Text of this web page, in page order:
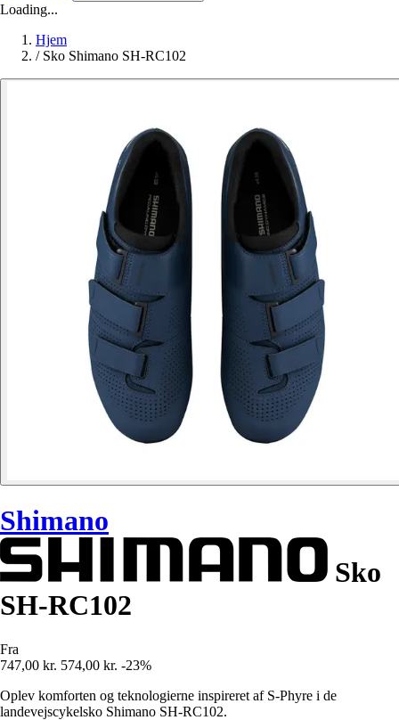
Loading...
Hjem
/ Sko Shimano SH-RC102
Shimano
Sko
SH-RC102
Fra
747,00 kr. 574,00 kr. -23%
Oplev komforten og teknologierne inspireret af S-Phyre i de
landevejscykelsko Shimano SH-RC102.